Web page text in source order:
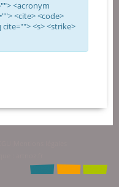
<acronym
<cite> <code>
<s> <strike>